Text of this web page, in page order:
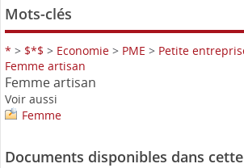
Mots-clés
* > $*$ > Economie > PME > Petite
Femme artisan
Femme artisan
Voir aussi
Femme
Documents disponibles dans